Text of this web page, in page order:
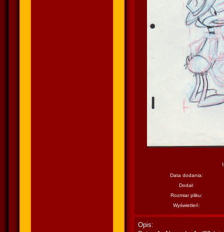
Data dodania:
Dodał:
Rozmiar pliku:
Wyświetleń:
Opis: